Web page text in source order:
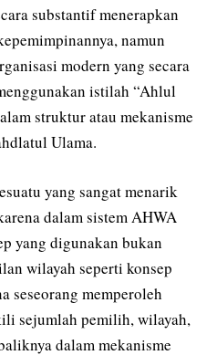
substantif menerapkan
namun
modern yang secara
istilah “Ahlul
struktur atau mekanisme
Ulama.
yang sangat menarik
dalam sistem AHWA
yang digunakan bukan
wilayah seperti konsep
seseorang memperoleh
sejumlah pemilih, wilayah,
dalam mekanisme